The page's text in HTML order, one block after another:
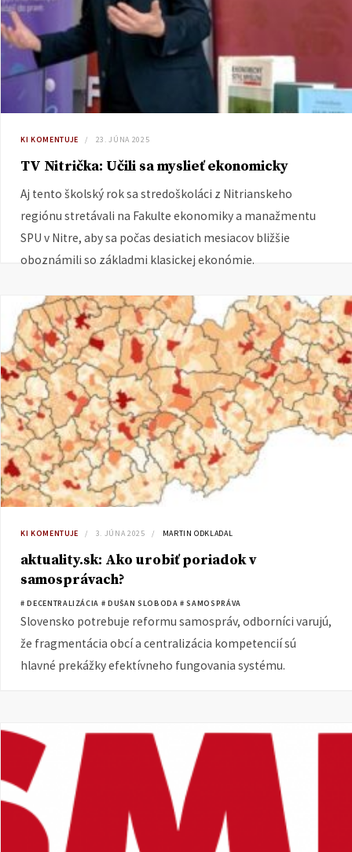
KI KOMENTUJE 23. JÚNA 2025
TV Nitrička: Učili sa myslieť ekonomicky
Aj tento školský rok sa stredoškoláci z Nitrianskeho
regiónu stretávali na Fakulte ekonomiky a manažmentu
SPU v Nitre, aby sa počas desiatich mesiacov bližšie
oboznámili so základmi klasickej ekonómie.
KI KOMENTUJE 3. JÚNA 2025 MARTIN ODKLADAL
aktuality.sk: Ako urobiť poriadok v
samosprávach?
# DECENTRALIZÁCIA # DUŠAN SLOBODA # SAMOSPRÁVA
Slovensko potrebuje reformu samospráv, odborníci varujú,
že fragmentácia obcí a centralizácia kompetencií sú
hlavné prekážky efektívneho fungovania systému.